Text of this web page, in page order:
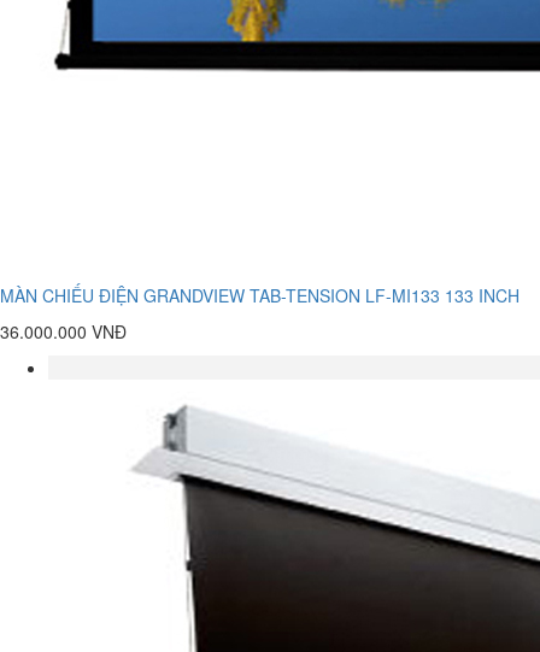
MÀN CHIẾU ĐIỆN GRANDVIEW TAB-TENSION LF-MI133 133 INCH
36.000.000 VNĐ